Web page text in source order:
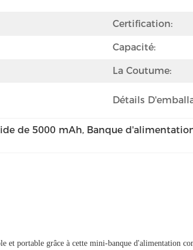
Certification:
Capacité:
La Coutume:
Détails
de 5000 mAh, Banque
et portable grâce à cette mini-banque d'alimentation